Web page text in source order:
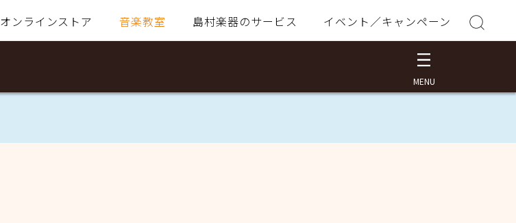
オンラインストア 音楽教室 島村楽器のサービス イベント／キャンペーン